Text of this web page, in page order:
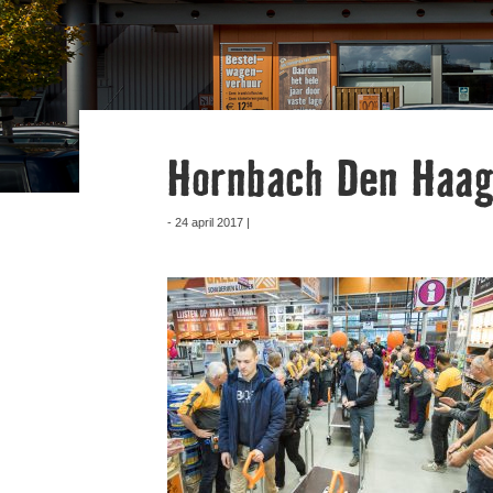
Hornbach Den
- 24 april 2017 |